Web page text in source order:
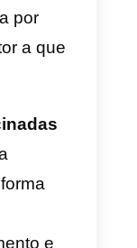
é de
de
das
de todo o